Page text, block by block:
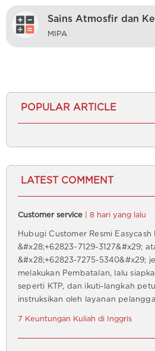
Sains Atmosfir dan
MIPA
POPULAR ARTICLE
LATEST COMMENT
Customer service | 8 hari yang lalu
Hubugi Customer Resmi Easycash
&#x28;+62823~7129-3127&#x29;
&#x28;+62823-7275-5340&#x29;
melakukan Pembatalan, lalu
seperti KTP, dan ikuti-langkah
instruksikan oleh layanan
7 Keuntungan Kuliah di Inggris